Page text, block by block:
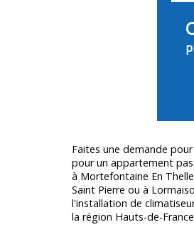
Faites une demande
pour un appartement pas
à Mortefontaine En
Saint Pierre ou à
l'installation de
la région Hauts-de-